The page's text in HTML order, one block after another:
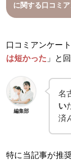
に関する口コミ
口コミアンケー
は短かった 」と
編集部
名
い
済
特に当記事が推